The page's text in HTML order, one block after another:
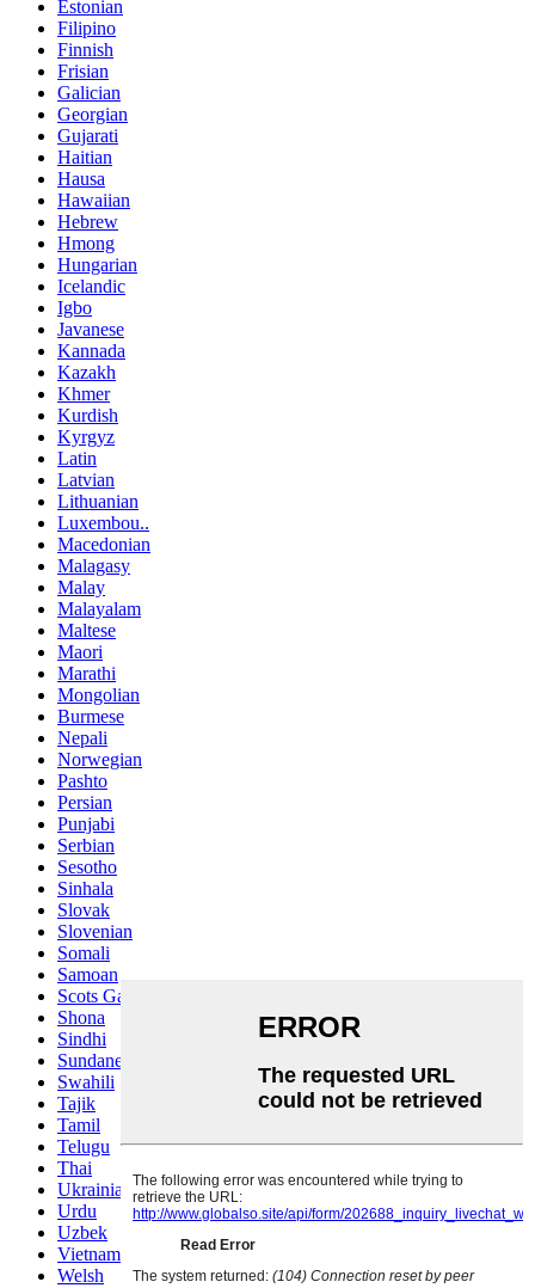
Estonian
Filipino
Finnish
Frisian
Galician
Georgian
Gujarati
Haitian
Hausa
Hawaiian
Hebrew
Hmong
Hungarian
Icelandic
Igbo
Javanese
Kannada
Kazakh
Khmer
Kurdish
Kyrgyz
Latin
Latvian
Lithuanian
Luxembou..
Macedonian
Malagasy
Malay
Malayalam
Maltese
Maori
Marathi
Mongolian
Burmese
Nepali
Norwegian
Pashto
Persian
Punjabi
Serbian
Sesotho
Sinhala
Slovak
Slovenian
Somali
Samoan
Scots Gaelic
Shona
Sindhi
Sundanese
Swahili
Tajik
Tamil
Telugu
Thai
Ukrainian
Urdu
Uzbek
Vietnamese
Welsh